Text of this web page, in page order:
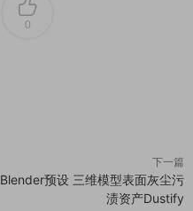
0
下一篇
Blender预设 三维模型表面灰尘污
渍资产Dustify